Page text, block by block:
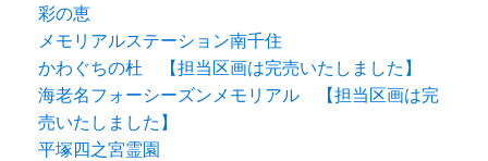
彩の恵
メモリアルステーション南千住
かわぐちの杜 【担当区画は完売いたしました】
海老名フォーシーズンメモリアル 【担当区画は完
売いたしました】
平塚四之宮霊園